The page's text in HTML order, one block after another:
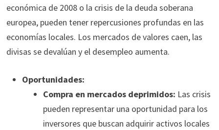
económica de 2008 o la crisis de la deuda soberana
europea, pueden tener repercusiones profundas en las
economías locales. Los mercados de valores caen, las
divisas se devalúan y el desempleo aumenta.
Oportunidades:
Compra en mercados deprimidos: Las crisis
pueden representar una oportunidad para los
inversores que buscan adquirir activos locales